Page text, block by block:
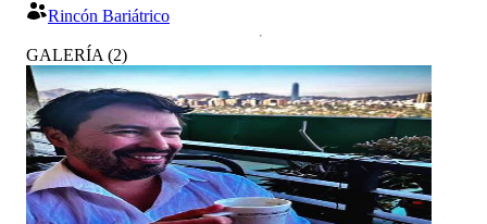
Rincón Bariátrico
GALERÍA (2)